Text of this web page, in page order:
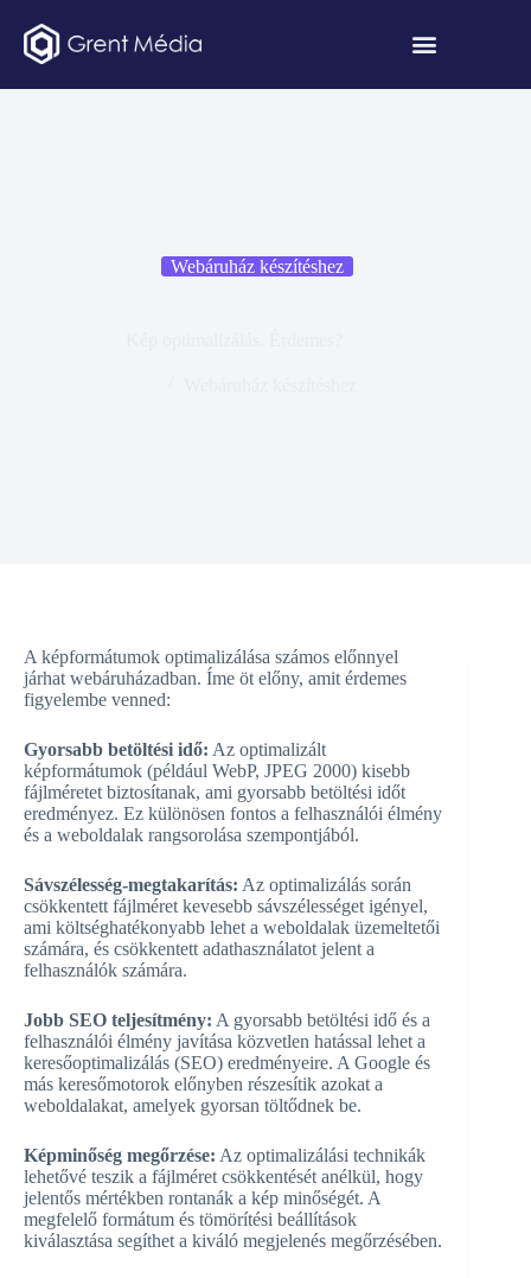
Webáruház készítéshez
A képformátumok optimalizálása számos előnnyel
járhat webáruházadban. Íme öt előny, amit érdemes
figyelembe venned:
Gyorsabb betöltési idő: Az optimalizált
képformátumok (például WebP, JPEG 2000) kisebb
fájlméretet biztosítanak, ami gyorsabb betöltési időt
eredményez. Ez különösen fontos a felhasználói élmény
és a weboldalak rangsorolása szempontjából.
Sávszélesség-megtakarítás: Az optimalizálás során
csökkentett fájlméret kevesebb sávszélességet igényel,
ami költséghatékonyabb lehet a weboldalak üzemeltetői
számára, és csökkentett adathasználatot jelent a
felhasználók számára.
Jobb SEO teljesítmény: A gyorsabb betöltési idő és a
felhasználói élmény javítása közvetlen hatással lehet a
keresőoptimalizálás (SEO) eredményeire. A Google és
más keresőmotorok előnyben részesítik azokat a
weboldalakat, amelyek gyorsan töltődnek be.
Képminőség megőrzése: Az optimalizálási technikák
lehetővé teszik a fájlméret csökkentését anélkül, hogy
jelentős mértékben rontanák a kép minőségét. A
megfelelő formátum és tömörítési beállítások
kiválasztása segíthet a kiváló megjelenés megőrzésében.